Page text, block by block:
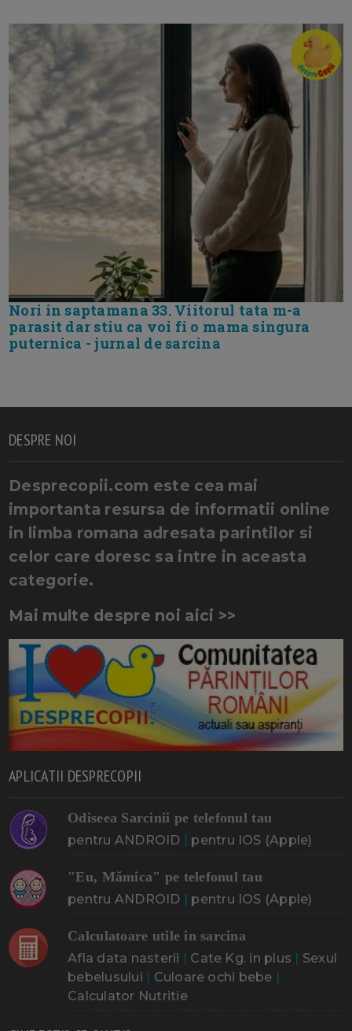
Nori in saptamana 33. Viitorul tata m-a
parasit dar stiu ca voi fi o mama singura
puternica - jurnal de sarcina
DESPRE NOI
Desprecopii.com este cea mai
importanta resursa de informatii online
in limba romana adresata parintilor si
celor care doresc sa intre in aceasta
categorie.
Mai multe despre noi aici >>
APLICATII DESPRECOPII
Odiseea Sarcinii pe telefonul tau
pentru ANDROID | pentru IOS (Apple)
"Eu, Mămica" pe telefonul tau
pentru ANDROID | pentru IOS (Apple)
Calculatoare utile in sarcina
Afla data nasterii | Cate Kg. in plus | Sexul
bebelusului | Culoare ochi bebe |
Calculator Nutritie